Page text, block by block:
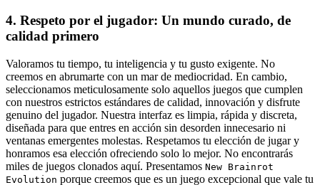
4. Respeto por el jugador: Un mundo curado, de
calidad primero
Valoramos tu tiempo, tu inteligencia y tu gusto exigente. No
creemos en abrumarte con un mar de mediocridad. En cambio,
seleccionamos meticulosamente solo aquellos juegos que cumplen
con nuestros estrictos estándares de calidad, innovación y disfrute
genuino del jugador. Nuestra interfaz es limpia, rápida y discreta,
diseñada para que entres en acción sin desorden innecesario ni
ventanas emergentes molestas. Respetamos tu elección de jugar y
honramos esa elección ofreciendo solo lo mejor. No encontrarás
miles de juegos clonados aquí. Presentamos New Brainrot
Evolution porque creemos que es un juego excepcional que vale tu